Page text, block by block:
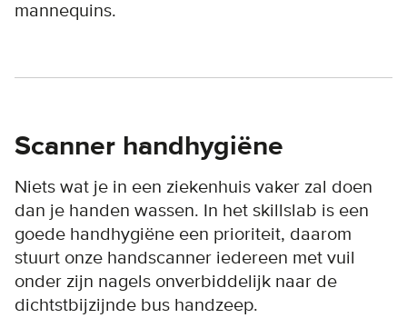
mannequins.
Scanner handhygiëne
Niets wat je in een ziekenhuis vaker zal doen
dan je handen wassen. In het skillslab is een
goede handhygiëne een prioriteit, daarom
stuurt onze handscanner iedereen met vuil
onder zijn nagels onverbiddelijk naar de
dichtstbijzijnde bus handzeep.